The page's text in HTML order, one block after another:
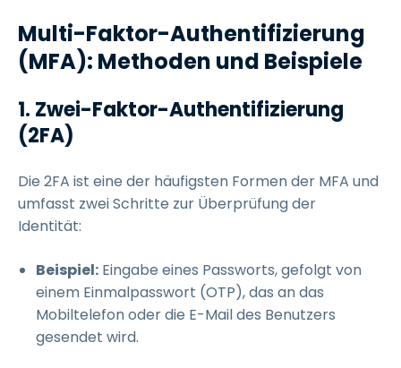
Multi-Faktor-Authentifizierung
(MFA): Methoden und Beispiele
1. Zwei-Faktor-Authentifizierung
(2FA)
Die 2FA ist eine der häufigsten Formen der MFA und
umfasst zwei Schritte zur Überprüfung der
Identität:
Beispiel: Eingabe eines Passworts, gefolgt von
einem Einmalpasswort (OTP), das an das
Mobiltelefon oder die E-Mail des Benutzers
gesendet wird.